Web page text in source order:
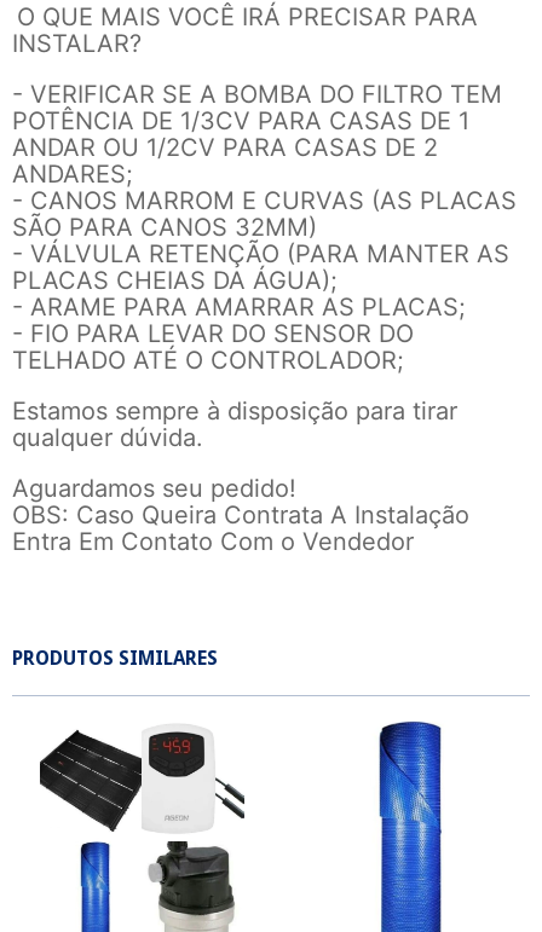
O QUE MAIS VOCÊ IRÁ PRECISAR PARA
INSTALAR?
- VERIFICAR SE A BOMBA DO FILTRO TEM
POTÊNCIA DE 1/3CV PARA CASAS DE 1
ANDAR OU 1/2CV PARA CASAS DE 2
ANDARES;
- CANOS MARROM E CURVAS (AS PLACAS
SÃO PARA CANOS 32MM)
- VÁLVULA RETENÇÃO (PARA MANTER AS
PLACAS CHEIAS DA ÁGUA);
- ARAME PARA AMARRAR AS PLACAS;
- FIO PARA LEVAR DO SENSOR DO
TELHADO ATÉ O CONTROLADOR;
Estamos sempre à disposição para tirar
qualquer dúvida.
Aguardamos seu pedido!
OBS: Caso Queira Contrata A Instalação
Entra Em Contato Com o Vendedor
PRODUTOS SIMILARES